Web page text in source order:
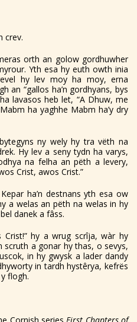
crev.
orth an golow gordhuwher
Yth esa hy euth owth inia
hy lev moy ha moy, erna
an “gallos ha’n gordhyans, bys
lavasos heb let, “A Dhuw, me
ha yaghhe Mabm ha’y dry
ny wely hy tra vëth na
Hy lev a seny tydn ha varys,
na felha an pëth a levery,
Crist, awos Crist.”
ha’n destnans yth esa ow
a welas an pëth na welas in hy
danek a fâss.
Crist!” hy a wrug scrîja, wàr hy
a gonar hy thas, o sevys,
in hy gwysk a lader dandy
in tardh hystêrya, kefrës
flogh.